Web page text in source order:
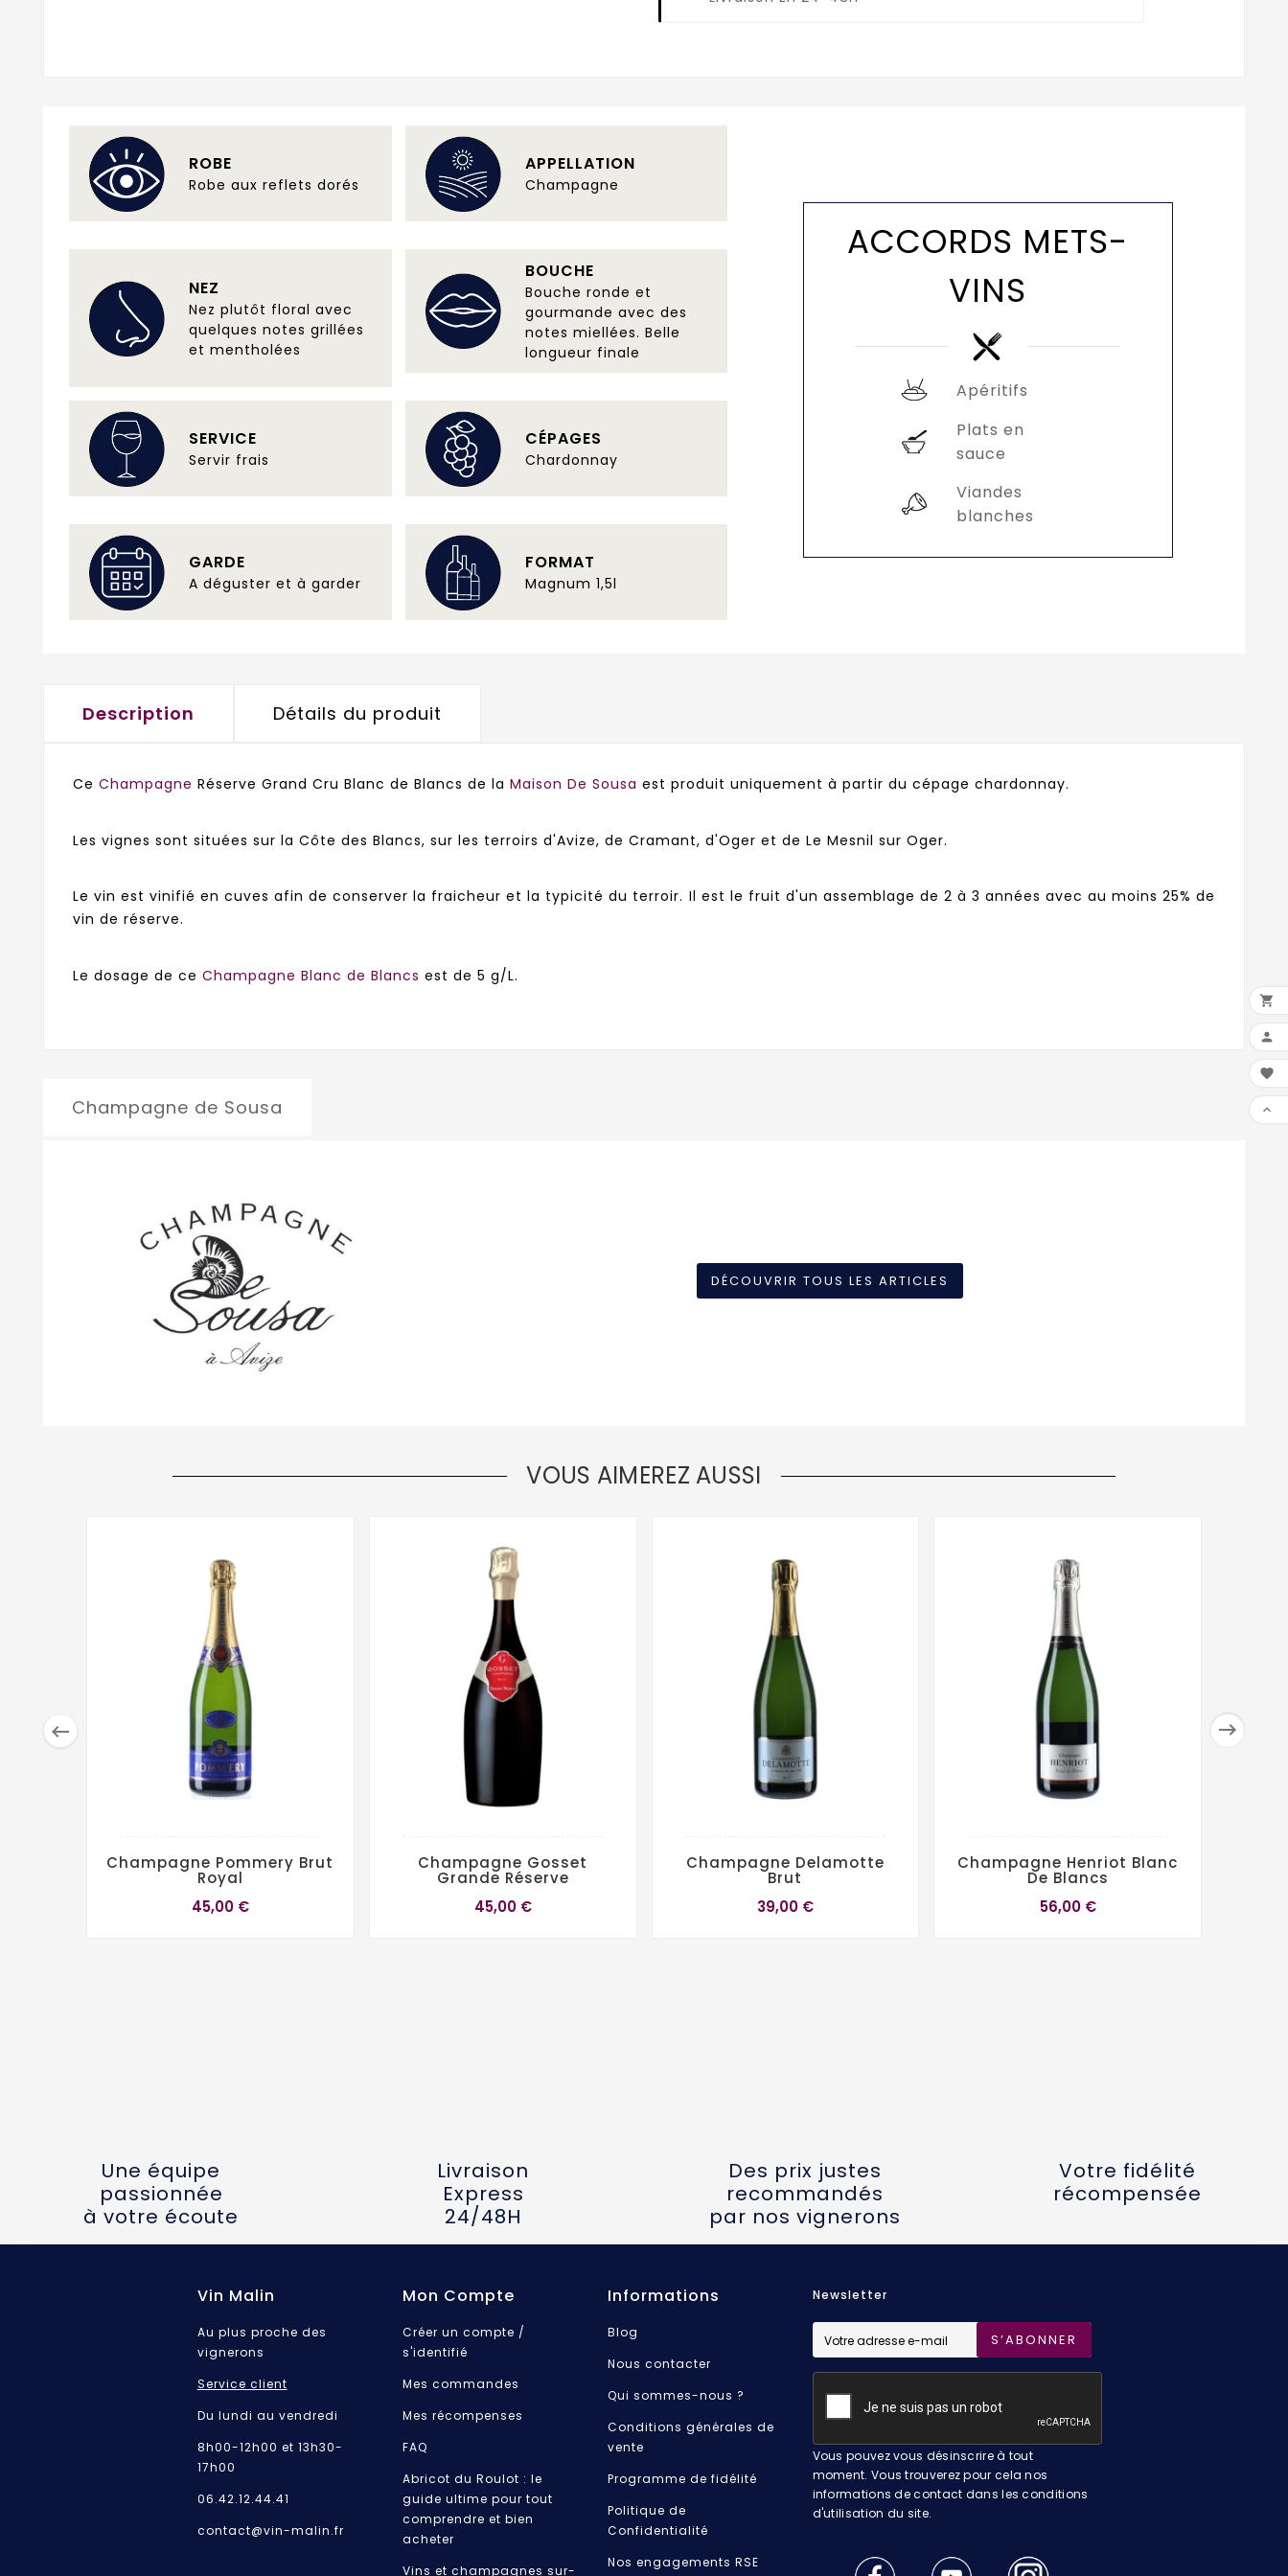
ROBE
Robe aux reflets dorés
APPELLATION
Champagne
NEZ
Nez plutôt floral avec
quelques notes grillées
et mentholées
BOUCHE
Bouche ronde et
gourmande avec des
notes miellées. Belle
longueur finale
SERVICE
Servir frais
CÉPAGES
Chardonnay
GARDE
A déguster et à garder
FORMAT
Magnum 1,5l
ACCORDS METS-
VINS
Apéritifs
Plats en
sauce
Viandes
blanches
Description Détails du produit
Ce Champagne Réserve Grand Cru Blanc de Blancs de la Maison De Sousa est produit uniquement à partir du cépage chardonnay.
Les vignes sont situées sur la Côte des Blancs, sur les terroirs d'Avize, de Cramant, d'Oger et de Le Mesnil sur Oger.
Le vin est vinifié en cuves afin de conserver la fraicheur et la typicité du terroir. Il est le fruit d'un assemblage de 2 à 3 années avec au moins 25% de
vin de réserve.
Le dosage de ce Champagne Blanc de Blancs est de 5 g/L.
Champagne de Sousa
DÉCOUVRIR TOUS LES ARTICLES
VOUS AIMEREZ AUSSI
 
Champagne Pommery Brut
Royal
45,00 €
Champagne Gosset
Grande Réserve
45,00 €
Champagne Delamotte
Brut
39,00 €
Champagne Henriot Blanc
De Blancs
56,00 €
Une équipe
passionnée
à votre écoute
Livraison
Express
24/48H
Des prix justes
recommandés
par nos vignerons
Votre fidélité
récompensée
Vin Malin
Au plus proche des
vignerons
Service client
Du lundi au vendredi
8h00-12h00 et 13h30-
17h00
06.42.12.44.41
contact@vin-malin.fr
Mon Compte
Créer un compte /
s'identifié
Mes commandes
Mes récompenses
FAQ
Abricot du Roulot : le
guide ultime pour tout
comprendre et bien
acheter
Vins et champagnes sur-
Informations
Blog
Nous contacter
Qui sommes-nous ?
Conditions générales de
vente
Programme de fidélité
Politique de
Confidentialité
Nos engagements RSE
Newsletter
S’ABONNER
Vous pouvez vous désinscrire à tout
moment. Vous trouverez pour cela nos
informations de contact dans les conditions
d'utilisation du site.



